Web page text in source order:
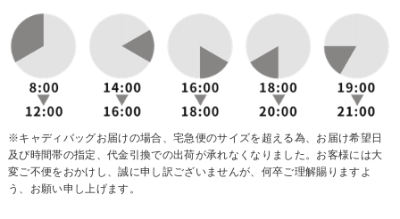
※キャディバッグお届けの場合、宅急便のサイズを超える為、お届け希望日
及び時間帯の指定、代金引換での出荷が承れなくなりました。お客様には大
変ご不便をおかけし、誠に申し訳ございませんが、何卒ご理解賜りますよ
う、お願い申し上げます。